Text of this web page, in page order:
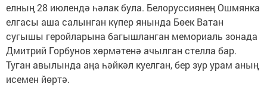
елның 28 июлендә һәлак була. Белоруссиянең Ошмянка
елгасы аша салынган күпер янында Бөек Ватан
сугышы геройларына багышланган мемориаль зонада
Дмитрий Горбунов хөрмәтенә ачылган стелла бар.
Туган авылында аңа һәйкәл куелган, бер зур урам аның
исемен йөртә.